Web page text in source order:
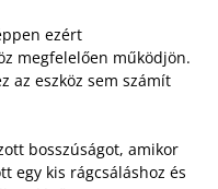
ezért
megfelelően működjön.
az eszköz sem számít
bosszúságot, amikor
egy kis rágcsáláshoz és